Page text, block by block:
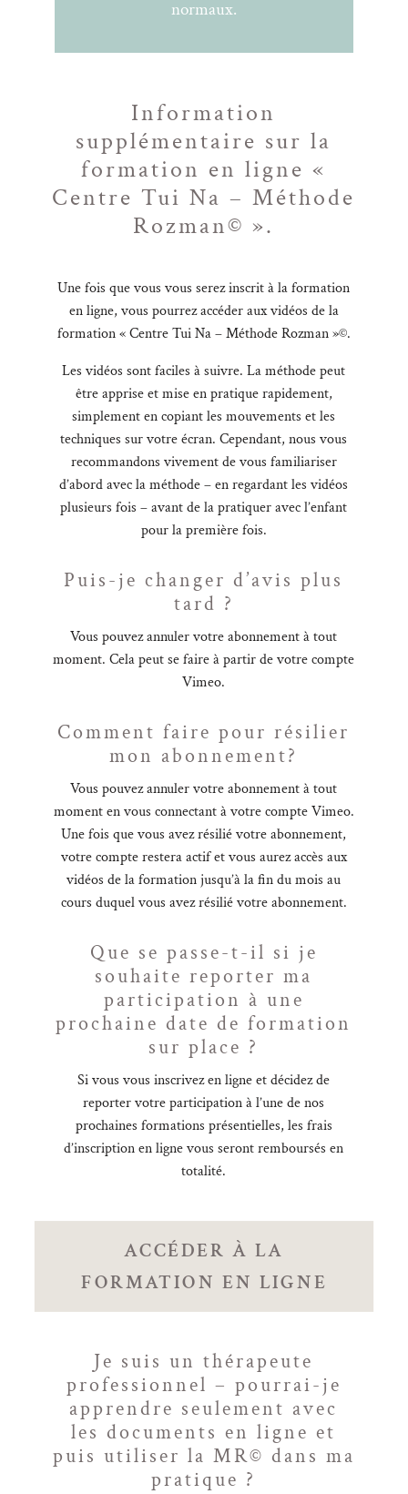
normaux.
Information
supplémentaire sur la
formation en ligne «
Centre Tui Na – Méthode
Rozman© ».
Une fois que vous vous serez inscrit à la formation
en ligne, vous pourrez accéder aux vidéos de la
formation « Centre Tui Na – Méthode Rozman »©.
Les vidéos sont faciles à suivre. La méthode peut
être apprise et mise en pratique rapidement,
simplement en copiant les mouvements et les
techniques sur votre écran. Cependant, nous vous
recommandons vivement de vous familiariser
d’abord avec la méthode – en regardant les vidéos
plusieurs fois – avant de la pratiquer avec l’enfant
pour la première fois.
Puis-je changer d’avis plus
tard ?
Vous pouvez annuler votre abonnement à tout
moment. Cela peut se faire à partir de votre compte
Vimeo.
Comment faire pour résilier
mon abonnement?
Vous pouvez annuler votre abonnement à tout
moment en vous connectant à votre compte Vimeo.
Une fois que vous avez résilié votre abonnement,
votre compte restera actif et vous aurez accès aux
vidéos de la formation jusqu’à la fin du mois au
cours duquel vous avez résilié votre abonnement.
Que se passe-t-il si je
souhaite reporter ma
participation à une
prochaine date de formation
sur place ?
Si vous vous inscrivez en ligne et décidez de
reporter votre participation à l’une de nos
prochaines formations présentielles, les frais
d’inscription en ligne vous seront remboursés en
totalité.
ACCÉDER À LA
FORMATION EN LIGNE
Je suis un thérapeute
professionnel – pourrai-je
apprendre seulement avec
les documents en ligne et
puis utiliser la MR© dans ma
pratique ?